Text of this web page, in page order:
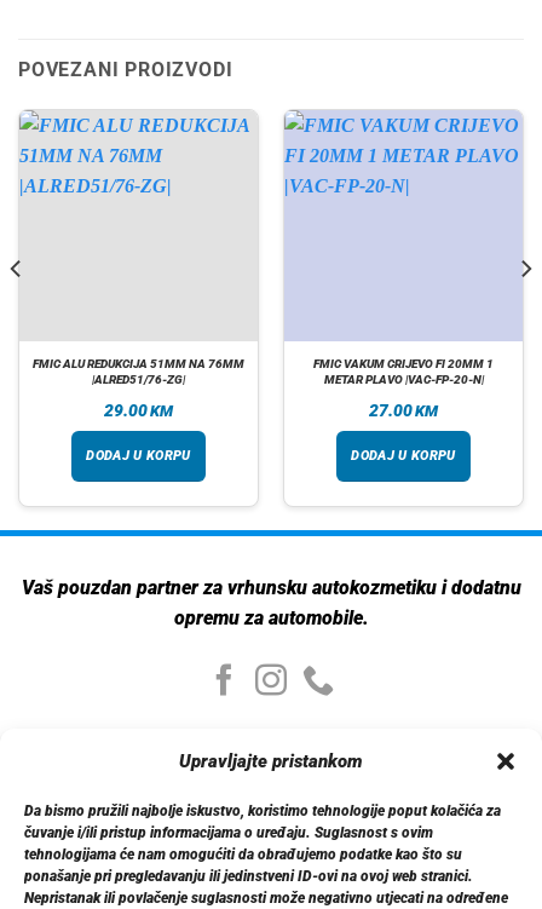
Upravljajte pristankom
Da bismo pružili najbolje iskustvo, koristimo tehnologije poput kolačića za
čuvanje i/ili pristup informacijama o uređaju. Suglasnost s ovim
tehnologijama će nam omogućiti da obrađujemo podatke kao što su
ponašanje pri pregledavanju ili jedinstveni ID-ovi na ovoj web stranici.
Nepristanak ili povlačenje suglasnosti može negativno utjecati na određene
POVEZANI PROIZVODI
FMIC ALU REDUKCIJA 51MM NA 76MM
|ALRED51/76-ZG|
29.00KM
DODAJ U KORPU
FMIC VAKUM CRIJEVO FI 20MM 1
METAR PLAVO |VAC-FP-20-N|
27.00KM
DODAJ U KORPU
Vaš pouzdan partner za vrhunsku autokozmetiku i dodatnu
opremu za automobile.
Moj nalog
Moj nalog
Moje narudžbe
Detalji računa
Log out
Informacije